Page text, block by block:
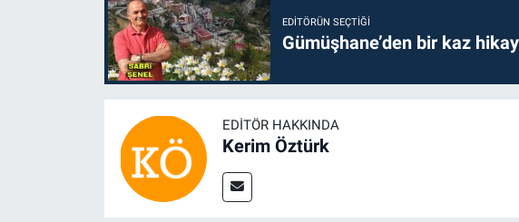
EDITÖRÜN SEÇTIĞI
Gümüşhane’den bir kaz
EDITÖR HAKKINDA
Kerim Öztürk